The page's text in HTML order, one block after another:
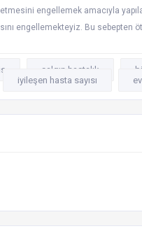
engellemek amacıyla
engellemekteyiz. Bu sebepten
salgın hastalık
iyileşen hasta sayısı